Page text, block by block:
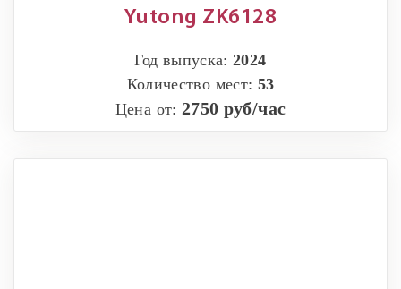
Yutong ZK6128
Год выпуска:2024
Количество мест: 53
Цена от: 2750 руб/час